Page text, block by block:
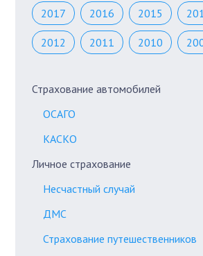
2017 2016 2015
2012 2011 2010
Страхование автомобилей
ОСАГО
КАСКО
Личное страхование
Несчастный случай
ДМС
Страхование путешественников